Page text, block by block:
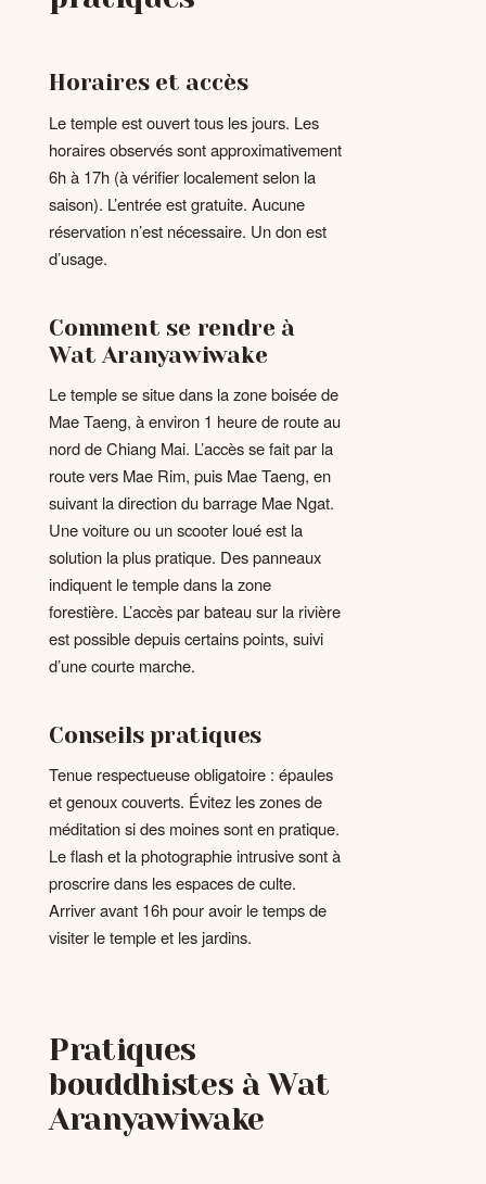
Horaires et accès
Le temple est ouvert tous les jours. Les
horaires observés sont approximativement
6h à 17h (à vérifier localement selon la
saison). L’entrée est gratuite. Aucune
réservation n’est nécessaire. Un don est
d’usage.
Comment se rendre à
Wat Aranyawiwake
Le temple se situe dans la zone boisée de
Mae Taeng, à environ 1 heure de route au
nord de Chiang Mai. L’accès se fait par la
route vers Mae Rim, puis Mae Taeng, en
suivant la direction du barrage Mae Ngat.
Une voiture ou un scooter loué est la
solution la plus pratique. Des panneaux
indiquent le temple dans la zone
forestière. L’accès par bateau sur la rivière
est possible depuis certains points, suivi
d’une courte marche.
Conseils pratiques
Tenue respectueuse obligatoire : épaules
et genoux couverts. Évitez les zones de
méditation si des moines sont en pratique.
Le flash et la photographie intrusive sont à
proscrire dans les espaces de culte.
Arriver avant 16h pour avoir le temps de
visiter le temple et les jardins.
Pratiques
bouddhistes à Wat
Aranyawiwake